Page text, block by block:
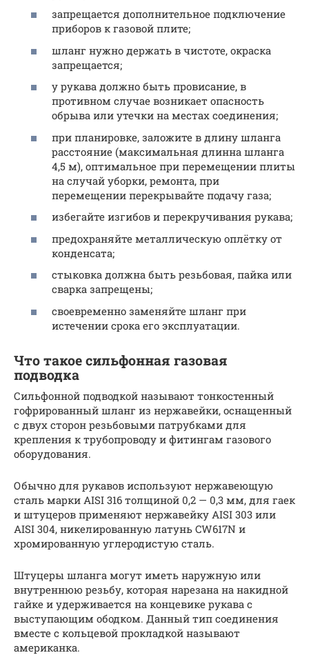
запрещается дополнительное подключение
приборов к газовой плите;
шланг нужно держать в чистоте, окраска
запрещается;
у рукава должно быть провисание, в
противном случае возникает опасность
обрыва или утечки на местах соединения;
при планировке, заложите в длину шланга
расстояние (максимальная длинна шланга
4,5 м), оптимальное при перемещении плиты
на случай уборки, ремонта, при
перемещении перекрывайте подачу газа;
избегайте изгибов и перекручивания рукава;
предохраняйте металлическую оплётку от
конденсата;
стыковка должна быть резьбовая, пайка или
сварка запрещены;
своевременно заменяйте шланг при
истечении срока его эксплуатации.
Что такое сильфонная газовая
подводка
Сильфонной подводкой называют тонкостенный
гофрированный шланг из нержавейки, оснащенный
с двух сторон резьбовыми патрубками для
крепления к трубопроводу и фитингам газового
оборудования.
Обычно для рукавов используют нержавеющую
сталь марки AISI 316 толщиной 0,2 — 0,3 мм, для гаек
и штуцеров применяют нержавейку AISI 303 или
AISI 304, никелированную латунь CW617N и
хромированную углеродистую сталь.
Штуцеры шланга могут иметь наружную или
внутреннюю резьбу, которая нарезана на накидной
гайке и удерживается на концевике рукава с
выступающим ободком. Данный тип соединения
вместе с кольцевой прокладкой называют
американка.